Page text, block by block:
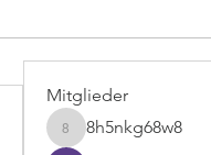
Mitglieder
8h5nkg68w8
8h5nkg68w8